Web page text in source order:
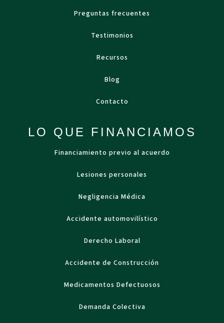
Preguntas frecuentes
Testimonios
Recursos
Blog
Contacto
LO QUE FINANCIAMOS
Financiamiento previo al acuerdo
Lesiones personales
Negligencia Médica
Accidente automovilístico
Derecho Laboral
Accidente de Construcción
Medicamentos Defectuosos
Demanda Colectiva